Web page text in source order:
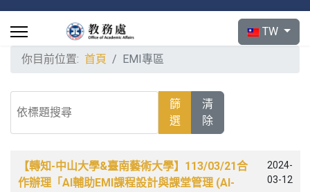
選擇你的語言
TW
你目前位置: 首頁 EMI專區
篩
選
清
除
文章列表
名稱 發佈日期
【轉知-中山大學&臺南藝術大學】113/03/21合
作辦理「AI輔助EMI課程設計與課堂管理 (AI-
2024-
03-12